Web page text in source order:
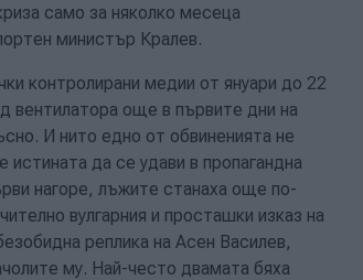
само за няколко месеца
министър Кралев.
контролирани медии от януари до 22
вентилатора още в първите дни на
И нито едно от обвиненията не
да се удави в пропагандна
нагоре, лъжите станаха още по-
вулгарния и просташки изказ на
реплика на Асен Василев,
му. Най-често двамата бяха